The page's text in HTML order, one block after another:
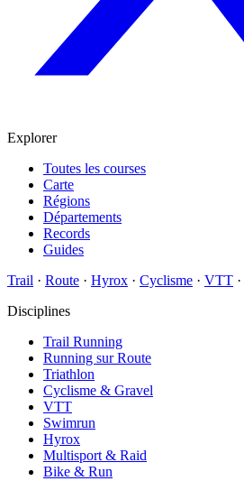
Explorer
Toutes les courses
Carte
Régions
Départements
Records
Guides
Trail · Route · Hyrox · Cyclisme · VTT ·
Disciplines
Trail Running
Running sur Route
Triathlon
Cyclisme & Gravel
VTT
Swimrun
Hyrox
Multisport & Raid
Bike & Run